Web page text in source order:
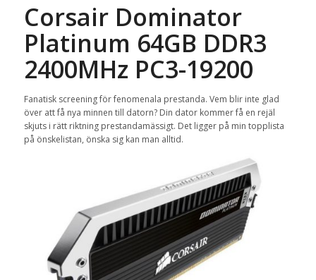
Corsair Dominator
Platinum 64GB DDR3
2400MHz PC3-19200
Fanatisk screening för fenomenala prestanda. Vem blir inte glad
över att få nya minnen till datorn? Din dator kommer få en rejäl
skjuts i rätt riktning prestandamässigt. Det ligger på min topplista
på önskelistan, önska sig kan man alltid.